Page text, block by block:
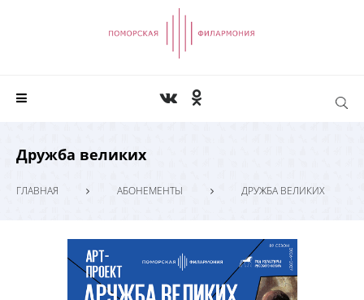
Дружба великих
ГЛАВНАЯ АБОНЕМЕНТЫ ДРУЖБА ВЕЛИКИХ